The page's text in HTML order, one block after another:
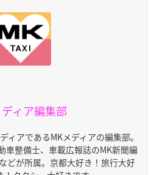
ィア編集部
ィアであるMKメディアの編集部。
車整備士、車載広報誌のMK新聞編
どが所属。京都大好き！旅行大好